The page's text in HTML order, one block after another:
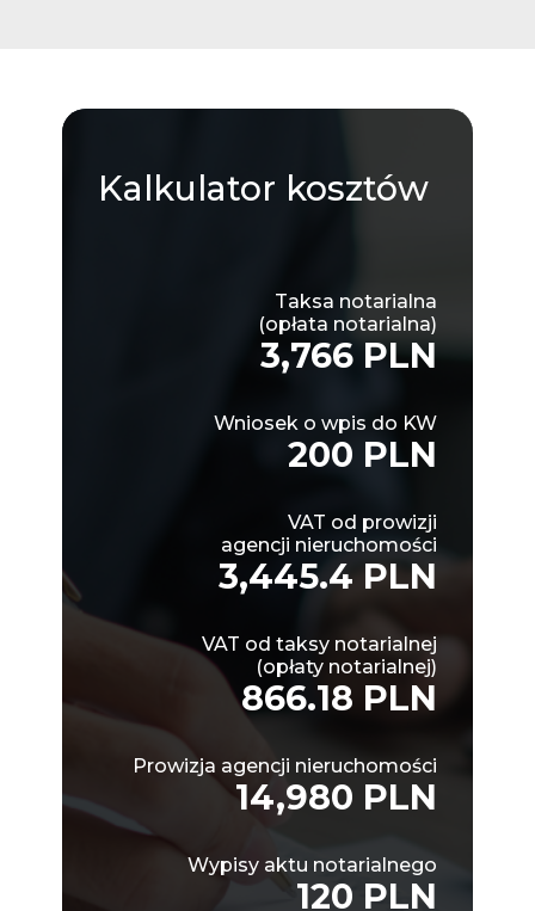
Kalkulator kosztów
Taksa notarialna
(opłata notarialna)
3,766 PLN
Wniosek o wpis do KW
200 PLN
VAT od prowizji
agencji nieruchomości
3,445.4 PLN
VAT od taksy notarialnej
(opłaty notarialnej)
866.18 PLN
Prowizja agencji nieruchomości
14,980 PLN
Wypisy aktu notarialnego
120 PLN